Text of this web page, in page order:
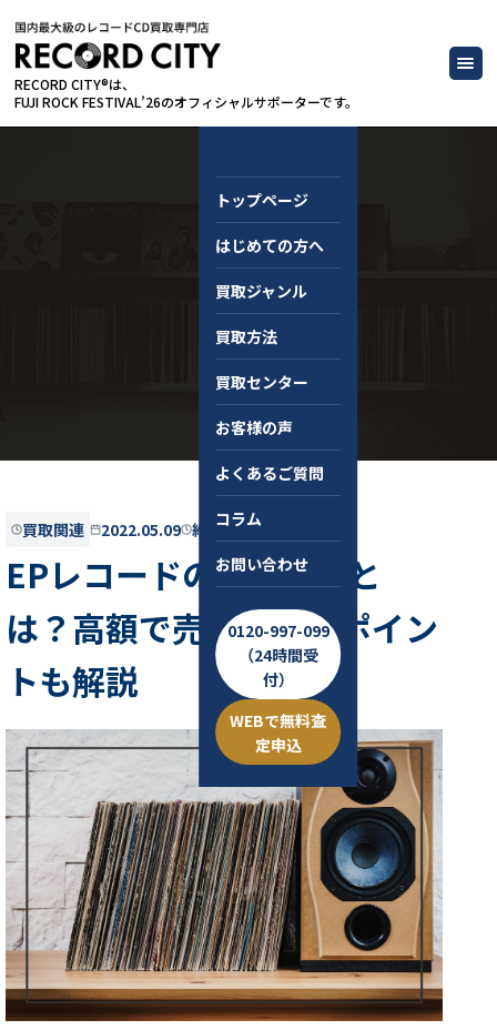
RECORD CITY®は、
FUJI ROCK FESTIVAL’26のオフィシャルサポーターです。
トップページ
はじめての方へ
買取ジャンル
買取方法
買取センター
お客様の声
よくあるご質問
コラム
お問い合わせ
0120-997-099
（24時間受
付）
WEBで無料査
定申込
コラム
買取関連 2022.05.09 約7分
EPレコードの買取相場と
は？高額で売るためのポイン
トも解説